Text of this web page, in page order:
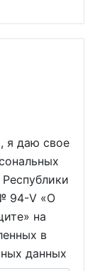
я даю свое
94-V «О
на
в
данных